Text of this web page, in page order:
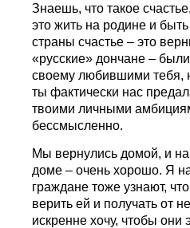
Знаешь, что такое
это жить на родине и
страны счастье – это
«русские» дончане –
своему любившими тебя,
ты фактически нас
твоими личными
бессмысленно.
Мы вернулись домой, и
доме – очень хорошо. Я
граждане тоже узнают,
верить ей и получать от
искренне хочу, чтобы